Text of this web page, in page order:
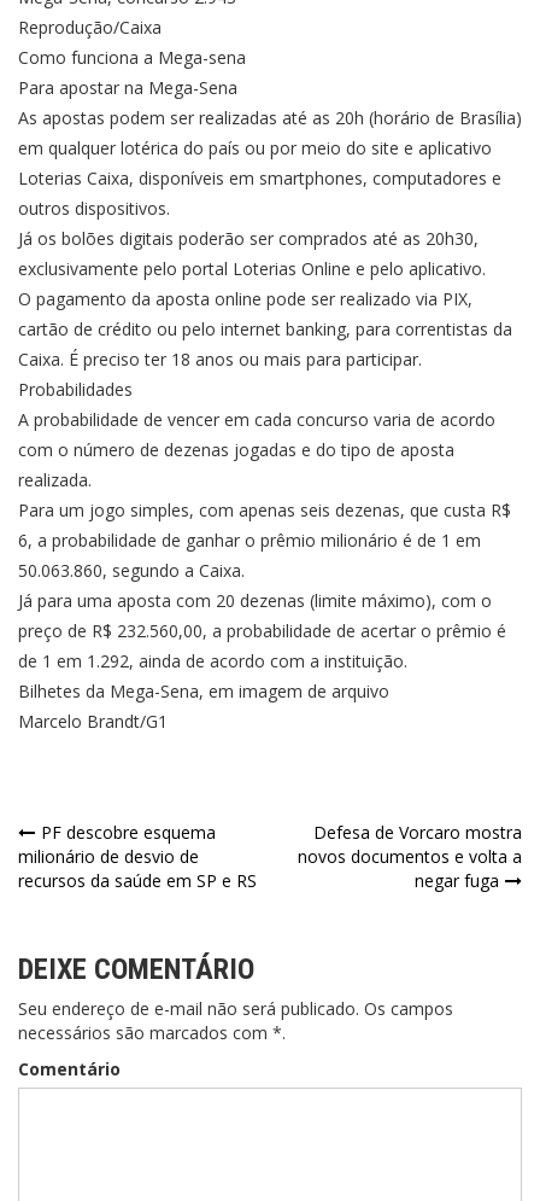
Reprodução/Caixa
Como funciona a Mega-sena
Para apostar na Mega-Sena
As apostas podem ser realizadas até as 20h (horário de Brasília)
em qualquer lotérica do país ou por meio do site e aplicativo
Loterias Caixa, disponíveis em smartphones, computadores e
outros dispositivos.
Já os bolões digitais poderão ser comprados até as 20h30,
exclusivamente pelo portal Loterias Online e pelo aplicativo.
O pagamento da aposta online pode ser realizado via PIX,
cartão de crédito ou pelo internet banking, para correntistas da
Caixa. É preciso ter 18 anos ou mais para participar.
Probabilidades
A probabilidade de vencer em cada concurso varia de acordo
com o número de dezenas jogadas e do tipo de aposta
realizada.
Para um jogo simples, com apenas seis dezenas, que custa R$
6, a probabilidade de ganhar o prêmio milionário é de 1 em
50.063.860, segundo a Caixa.
Já para uma aposta com 20 dezenas (limite máximo), com o
preço de R$ 232.560,00, a probabilidade de acertar o prêmio é
de 1 em 1.292, ainda de acordo com a instituição.
Bilhetes da Mega-Sena, em imagem de arquivo
Marcelo Brandt/G1
Navegação
de
PF descobre esquema
milionário de desvio de
recursos da saúde em SP e RS
Defesa de Vorcaro mostra
novos documentos e volta a
negar fuga
DEIXE COMENTÁRIO
Seu endereço de e-mail não será publicado. Os campos
necessários são marcados com *.
Comentário